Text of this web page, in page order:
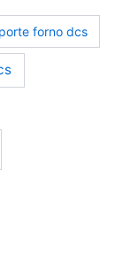
forno dcs